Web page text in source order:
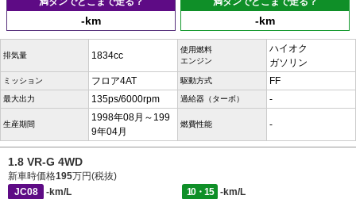
-km -km
排気量 1834cc
使用燃料
エンジン
ハイオク
ガソリン
ミッション フロア4AT 駆動方式 FF
最大出力 135ps/6000rpm 過給器（ターボ） -
生産期間
1998年08月～199
9年04月
燃費性能 -
1.8 VR-G 4WD
新車時価格195万円(税抜)
JC08
-km/L 10・15
-km/L